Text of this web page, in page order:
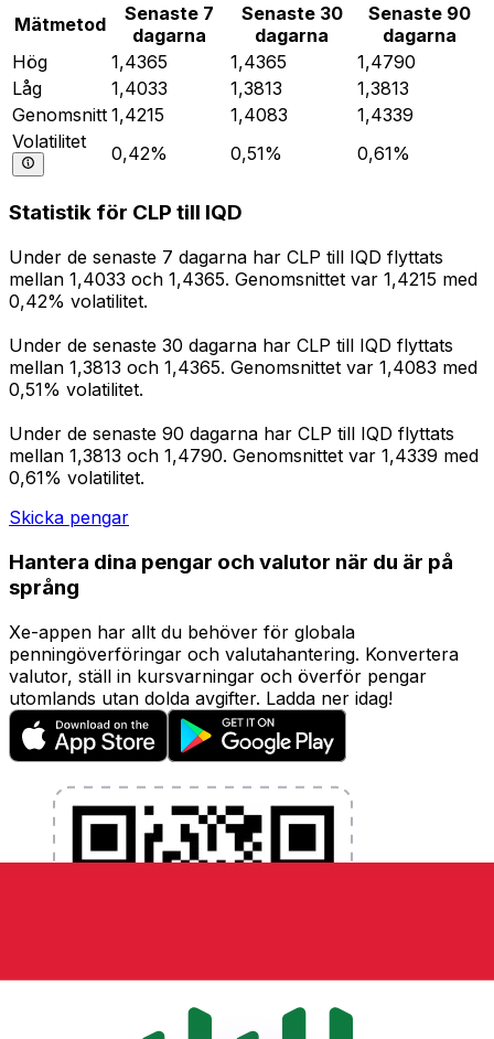
Mätmetod
Senaste 7
dagarna
Senaste 30
dagarna
Senaste 90
dagarna
Hög
1,4365 1,4365
1,4790
Låg
1,4033 1,3813
1,3813
Genomsnitt 1,4215 1,4083
1,4339
Volatilitet
0,42% 0,51% 0,61%
Statistik för CLP till IQD
Under de senaste 7 dagarna har CLP till IQD flyttats
mellan 1,4033 och 1,4365. Genomsnittet var 1,4215 med
0,42% volatilitet.
Under de senaste 30 dagarna har CLP till IQD flyttats
mellan 1,3813 och 1,4365. Genomsnittet var 1,4083 med
0,51% volatilitet.
Under de senaste 90 dagarna har CLP till IQD flyttats
mellan 1,3813 och 1,4790. Genomsnittet var 1,4339 med
0,61% volatilitet.
Skicka pengar
Hantera dina pengar och valutor när du är på
språng
Xe-appen har allt du behöver för globala
penningöverföringar och valutahantering. Konvertera
valutor, ställ in kursvarningar och överför pengar
utomlands utan dolda avgifter. Ladda ner idag!